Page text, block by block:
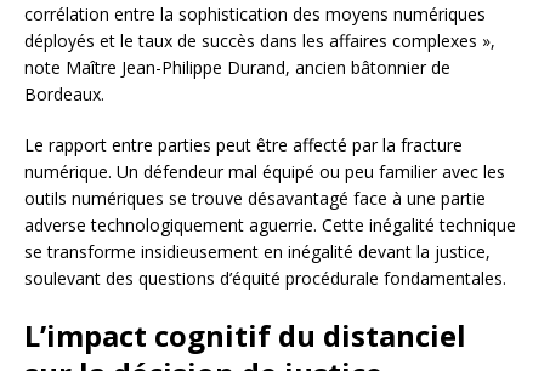
corrélation entre la sophistication des moyens numériques
déployés et le taux de succès dans les affaires complexes »,
note Maître Jean-Philippe Durand, ancien bâtonnier de
Bordeaux.
Le rapport entre parties peut être affecté par la fracture
numérique. Un défendeur mal équipé ou peu familier avec les
outils numériques se trouve désavantagé face à une partie
adverse technologiquement aguerrie. Cette inégalité technique
se transforme insidieusement en inégalité devant la justice,
soulevant des questions d’équité procédurale fondamentales.
L’impact cognitif du distanciel